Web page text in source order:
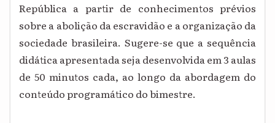
República a partir de conhecimentos prévios
sobre a abolição da escravidão e a organização da
sociedade brasileira. Sugere-se que a sequência
didática apresentada seja desenvolvida em 3 aulas
de 50 minutos cada, ao longo da abordagem do
conteúdo programático do bimestre.